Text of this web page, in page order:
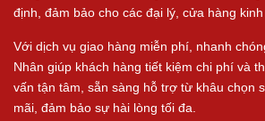
định, đảm bảo cho các đại lý, cửa hàng kinh
Với dịch vụ giao hàng miễn phí, nhanh
Nhân giúp khách hàng tiết kiệm chi phí và
vấn tận tâm, sẵn sàng hỗ trợ từ khâu chọn
mãi, đảm bảo sự hài lòng tối đa.